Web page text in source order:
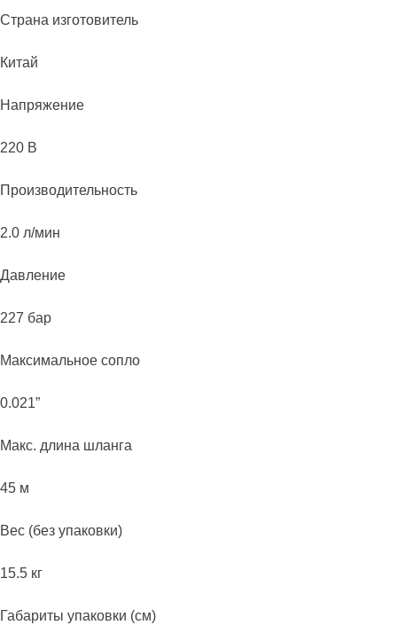
Страна изготовитель
Китай
Напряжение
220 В
Производительность
2.0 л/мин
Давление
227 бар
Максимальное сопло
0.021”
Макс. длина шланга
45 м
Вес (без упаковки)
15.5 кг
Габариты упаковки (см)